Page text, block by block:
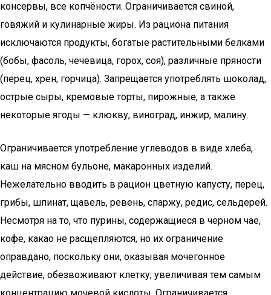
консервы, все копчёности. Ограничивается свиной,
говяжий и кулинарные жиры. Из рациона питания
исключаются продукты, богатые растительными белками
(бобы, фасоль, чечевица, горох, соя), различные пряности
(перец, хрен, горчица). Запрещается употреблять шоколад,
острые сыры, кремовые торты, пирожные, а также
некоторые ягоды — клюкву, виноград, инжир, малину.
Ограничивается употребление углеводов в виде хлеба,
каш на мясном бульоне, макаронных изделий.
Нежелательно вводить в рацион цветную капусту, перец,
грибы, шпинат, щавель, ревень, спаржу, редис, сельдерей.
Несмотря на то, что пурины, содержащиеся в черном чае,
кофе, какао не расщепляются, но их ограничение
оправдано, поскольку они, оказывая мочегонное
действие, обезвоживают клетку, увеличивая тем самым